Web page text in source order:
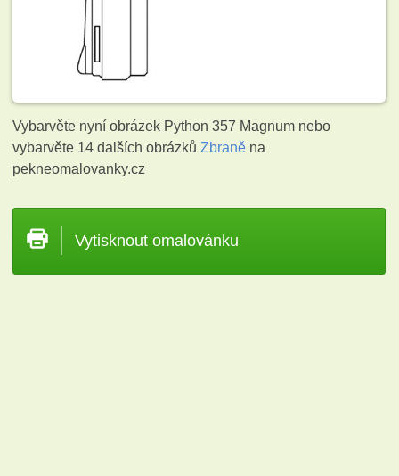
Vybarvěte nyní obrázek Python 357 Magnum nebo
vybarvěte 14 dalších obrázkůZbraně na
pekneomalovanky.cz
Vytisknout omalovánku